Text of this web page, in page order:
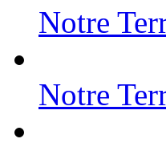
Notre
Notre